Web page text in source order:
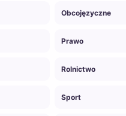
Obcojęzyczne
Prawo
Rolnictwo
Sport